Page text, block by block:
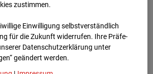
zustimmen.
Einwilligung selbstverständlich
für die Zukunft widerrufen. Ihre Prä­fe­
Datenschutzerklärung unter
geändert werden.